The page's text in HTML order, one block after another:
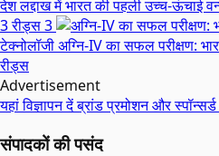
देशलद्दाख में भारत की पहली उच्च-ऊंचाई
3 रीड्स3
टेक्नोलॉजीअग्नि-IV का सफल परीक्षण:
रीड्स
Advertisement
यहां विज्ञापन देंब्रांड प्रमोशन और
संपादकों की पसंद